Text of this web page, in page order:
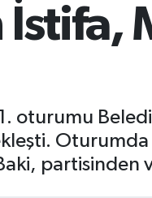
oturumu